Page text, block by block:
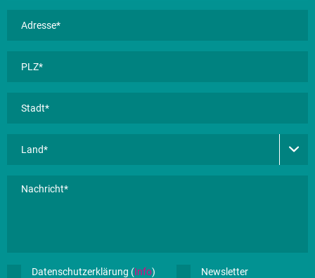
Datenschutzerklärung (Info) Newsletter